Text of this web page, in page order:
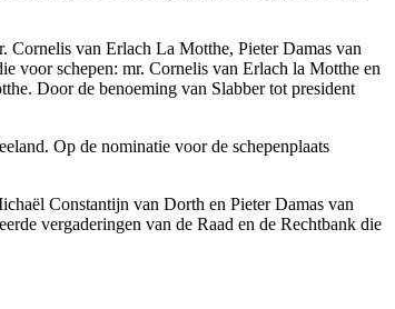
Cornelis van Erlach La Motthe, Pieter Damas van
voor schepen: mr. Cornelis van Erlach la Motthe en
Door de benoeming van Slabber tot president
Op de nominatie voor de schepenplaats
Constantijn van Dorth en Pieter Damas van
vergaderingen van de Raad en de Rechtbank die